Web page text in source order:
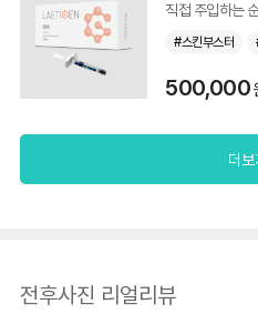
직접 주입하는
#스킨부스터
500,000
더보
전후사진 리얼리뷰